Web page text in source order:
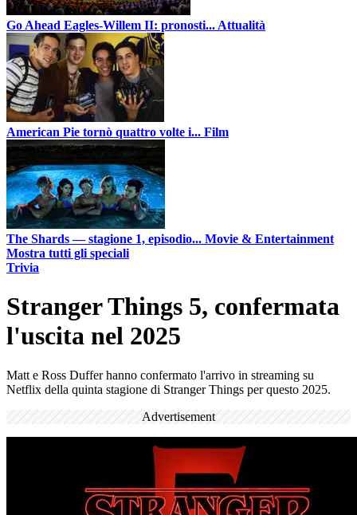
Go Ahead Eagles-Willem II: pronosti... Attualità
American Pie tornò quattro volte i... Film
The Shards — stagione 1, episodio... Movie & Entertainment
Mostra tutti gli speciali
Trivia
Stranger Things 5, confermata
l'uscita nel 2025
Matt e Ross Duffer hanno confermato l'arrivo in streaming su
Netflix della quinta stagione di Stranger Things per questo 2025.
Advertisement